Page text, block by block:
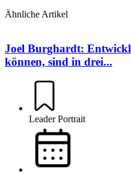
Ähnliche Artikel
Joel Burghardt:
können, sind in drei...
Leader Portrait